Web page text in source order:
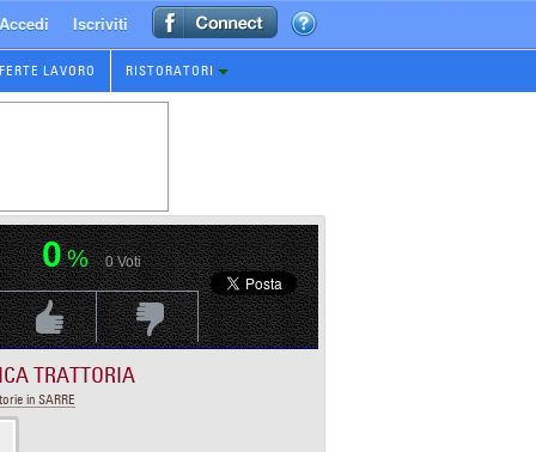
Accedi Iscriviti
LAVORO RISTORATORI
0% 0Voti
Voti PositivoVoti Negativo
TRATTORIA
in SARRE